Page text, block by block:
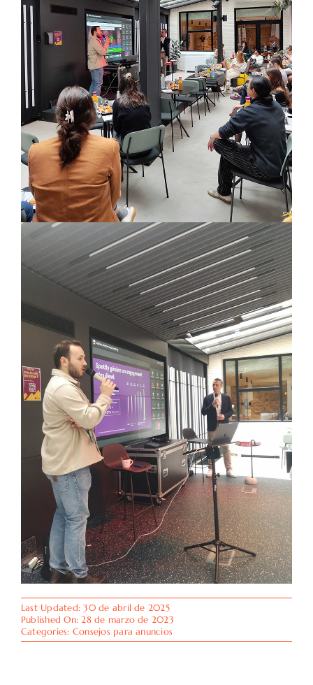
Last Updated: 30 de abril de 2025
Published On: 28 de marzo de 2023
Categories: Consejos para anuncios